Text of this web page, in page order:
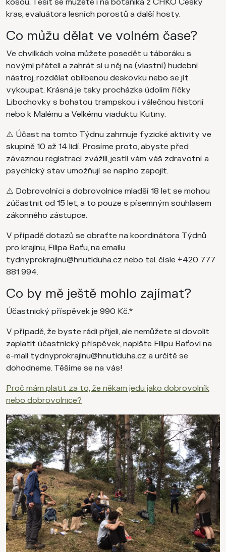
kosou. Těšit se můžete i na botanika z CHKO Český
kras, evaluátora lesních porostů a další hosty.
Co můžu dělat ve volném čase?
Ve chvilkách volna můžete posedět u táboráku s
novými přáteli a zahrát si u něj na (vlastní) hudební
nástroj, rozdělat oblíbenou deskovku nebo se jít
vykoupat. Krásná je taky procházka údolím říčky
Libochovky s bohatou trampskou i válečnou historií
nebo k Malému a Velkému viaduktu Kutiny.
⚠️ Účast na tomto Týdnu zahrnuje fyzické aktivity ve
skupině 10 až 14 lidí. Prosíme proto, abyste před
závaznou registrací zvážili, jestli vám váš zdravotní a
psychický stav umožňují se naplno zapojit.
⚠️ Dobrovolníci a dobrovolnice mladší 18 let se mohou
zúčastnit od 15 let, a to pouze s písemným souhlasem
zákonného zástupce.
V případě dotazů se obraťte na koordinátora Týdnů
pro krajinu, Filipa Baťu, na emailu
tydnyprokrajinu@hnutiduha.cz nebo tel. čísle +420 777
881 994.
Co by mě ještě mohlo zajímat?
Účastnický příspěvek je 990 Kč.*
V případě, že byste rádi přijeli, ale nemůžete si dovolit
zaplatit účastnický příspěvek, napište Filipu Baťovi na
e-mail tydnyprokrajinu@hnutiduha.cz a určitě se
dohodneme. Těšíme se na vás!
Proč mám platit za to, že někam jedu jako dobrovolník
nebo dobrovolnice?